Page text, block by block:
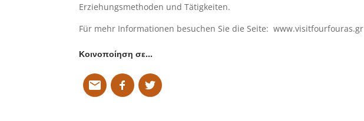
Erziehungsmethoden und Tätigkeiten.
Für mehr Informationen besuchen Sie die Seite: www.visitfourfouras.gr
Κοινοποίηση σε…